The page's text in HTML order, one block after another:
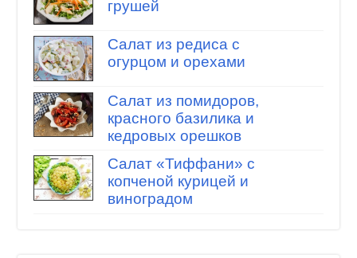
грушей
Салат из редиса с
огурцом и орехами
Салат из помидоров,
красного базилика и
кедровых орешков
Салат «Тиффани» с
копченой курицей и
виноградом